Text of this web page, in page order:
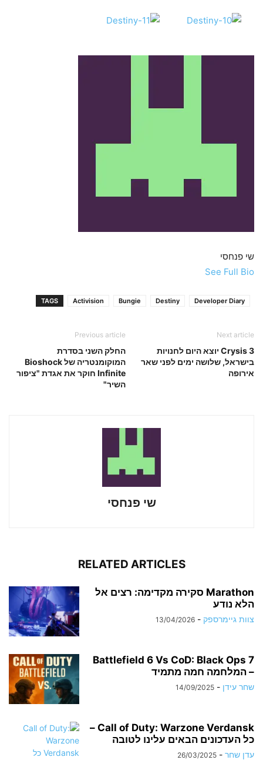
שי פנחסי
See Full Bio
TAGS Activision Bungie Destiny Developer Diary
Previous article
החלק השני בסדרת
המוקומנטריה של Bioshock
Infinite חוקר את אגדת "ציפור
השיר"
Next article
Crysis 3 יוצא היום לחנויות
בישראל, שלושה ימים לפני שאר
אירופה
שי פנחסי
RELATED ARTICLES
Marathon סקירה מקדימה: רצים אל
הלא נודע
צוות גיימרספק -
13/04/2026
Battlefield 6 Vs CoD: Black Ops 7
– המלחמה חמה מתמיד
שחר עידן -
14/09/2025
Call of Duty: Warzone Verdansk –
כל העדכונים הבאים עלינו לטובה
עדן שחר -
26/03/2025